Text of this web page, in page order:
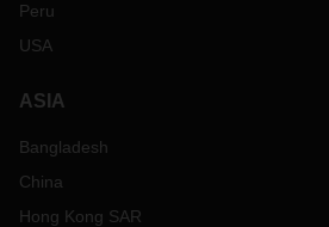
Peru
USA
ASIA
Bangladesh
China
Hong Kong SAR